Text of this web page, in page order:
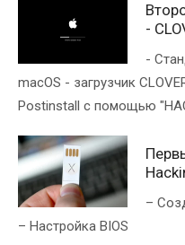
-
-
macOS - загрузчик
Postinstall с помощью
–
– Настройка BIOS